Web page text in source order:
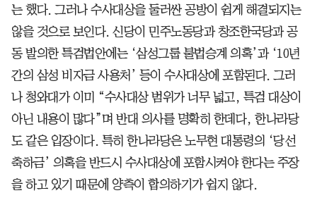
는 했다. 그러나 수사대상을 둘러싼 공방이 쉽게 해결되지는
않을 것으로 보인다. 신당이 민주노동당과 창조한국당과 공
동 발의한 특검법안에는 ‘삼성그룹 불법승계 의혹’과 ‘10년
간의 삼성 비자금 사용처’ 등이 수사대상에 포함된다. 그러
나 청와대가 이미 “수사대상 범위가 너무 넓고, 특검 대상이
아닌 내용이 많다”며 반대 의사를 명확히 한데다, 한나라당
도 같은 입장이다. 특히 한나라당은 노무현 대통령의 ‘당선
축하금’ 의혹을 반드시 수사대상에 포함시켜야 한다는 주장
을 하고 있기 때문에 양측이 합의하기가 쉽지 않다.